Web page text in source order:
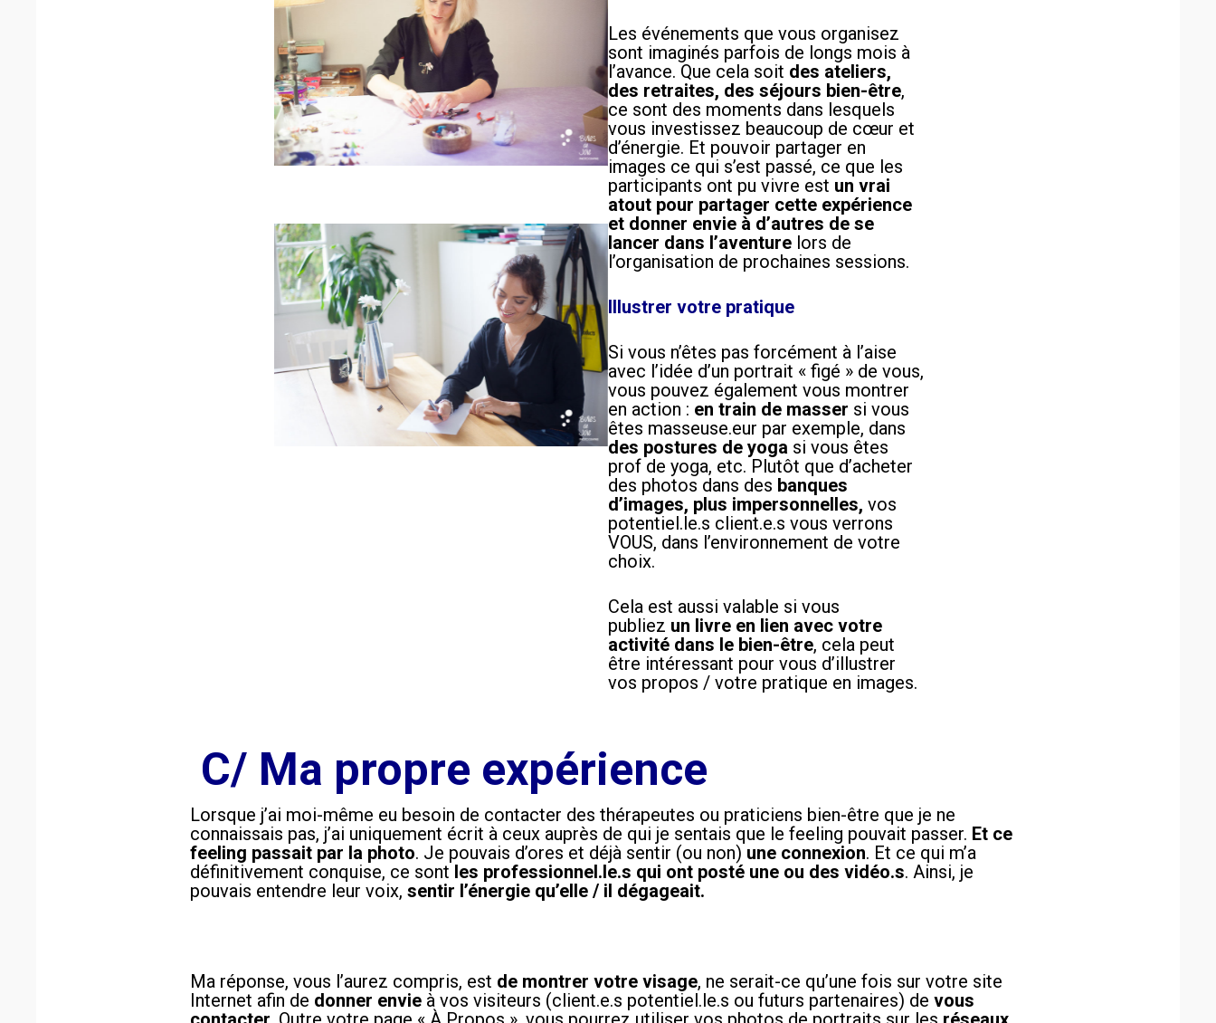
Les événements que vous organisez
sont imaginés parfois de longs mois à
l’avance. Que cela soit des ateliers,
des retraites, des séjours bien-être,
ce sont des moments dans lesquels
vous investissez beaucoup de cœur et
d’énergie. Et pouvoir partager en
images ce qui s’est passé, ce que les
participants ont pu vivre est un vrai
atout pour partager cette expérience
et donner envie à d’autres de se
lancer dans l’aventurelors de
l’organisation de prochaines sessions.
Illustrer votre pratique
Si vous n’êtes pas forcément à l’aise
avec l’idée d’un portrait « figé » de vous,
vous pouvez également vous montrer
en action : en train de masser si vous
êtes masseuse.eur par exemple, dans
des postures de yoga si vous êtes
prof de yoga, etc. Plutôt que d’acheter
des photos dans des banques
d’images, plus impersonnelles, vos
potentiel.le.s client.e.s vous verrons
VOUS, dans l’environnement de votre
choix.
Cela est aussi valable si vous
publiez un livre en lien avec votre
activité dans le bien-être, cela peut
être intéressant pour vous d’illustrer
vos propos / votre pratique en images.
C/ Ma propre expérience
Lorsque j’ai moi-même eu besoin de contacter des thérapeutes ou praticiens bien-être que je ne
connaissais pas, j’ai uniquement écrit à ceux auprès de qui je sentais que le feeling pouvait passer. Et ce
feeling passait par la photo. Je pouvais d’ores et déjà sentir (ou non) une connexion. Et ce qui m’a
définitivement conquise, ce sont les professionnel.le.s qui ont posté une ou des vidéo.s. Ainsi, je
pouvais entendre leur voix,sentir l’énergie qu’elle / il dégageait.
Ma réponse, vous l’aurez compris, est de montrer votre visage, ne serait-ce qu’une fois sur votre site
Internet afin de donner envie à vos visiteurs (client.e.s potentiel.le.s ou futurs partenaires) devous